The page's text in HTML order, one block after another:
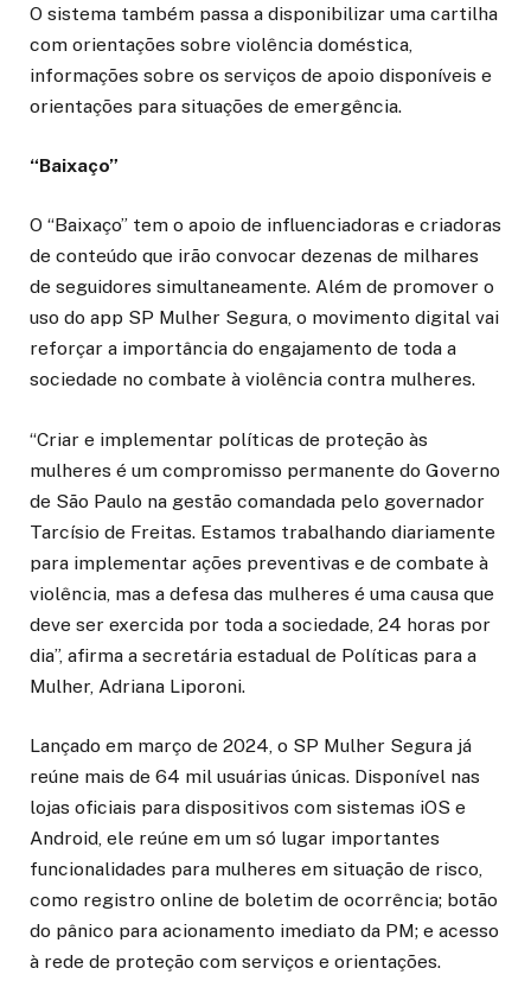
O sistema também passa a disponibilizar uma cartilha
com orientações sobre violência doméstica,
informações sobre os serviços de apoio disponíveis e
orientações para situações de emergência.
“Baixaço”
O “Baixaço” tem o apoio de influenciadoras e criadoras
de conteúdo que irão convocar dezenas de milhares
de seguidores simultaneamente. Além de promover o
uso do app SP Mulher Segura, o movimento digital vai
reforçar a importância do engajamento de toda a
sociedade no combate à violência contra mulheres.
“Criar e implementar políticas de proteção às
mulheres é um compromisso permanente do Governo
de São Paulo na gestão comandada pelo governador
Tarcísio de Freitas. Estamos trabalhando diariamente
para implementar ações preventivas e de combate à
violência, mas a defesa das mulheres é uma causa que
deve ser exercida por toda a sociedade, 24 horas por
dia”, afirma a secretária estadual de Políticas para a
Mulher, Adriana Liporoni.
Lançado em março de 2024, o SP Mulher Segura já
reúne mais de 64 mil usuárias únicas. Disponível nas
lojas oficiais para dispositivos com sistemas iOS e
Android, ele reúne em um só lugar importantes
funcionalidades para mulheres em situação de risco,
como registro online de boletim de ocorrência; botão
do pânico para acionamento imediato da PM; e acesso
à rede de proteção com serviços e orientações.